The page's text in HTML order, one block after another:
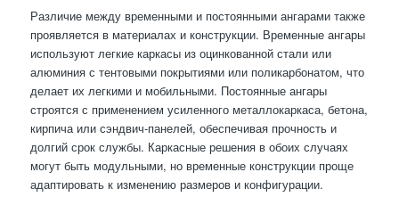
Различие между временными и постоянными ангарами также
проявляется в материалах и конструкции. Временные ангары
используют легкие каркасы из оцинкованной стали или
алюминия с тентовыми покрытиями или поликарбонатом, что
делает их легкими и мобильными. Постоянные ангары
строятся с применением усиленного металлокаркаса, бетона,
кирпича или сэндвич-панелей, обеспечивая прочность и
долгий срок службы. Каркасные решения в обоих случаях
могут быть модульными, но временные конструкции проще
адаптировать к изменению размеров и конфигурации.